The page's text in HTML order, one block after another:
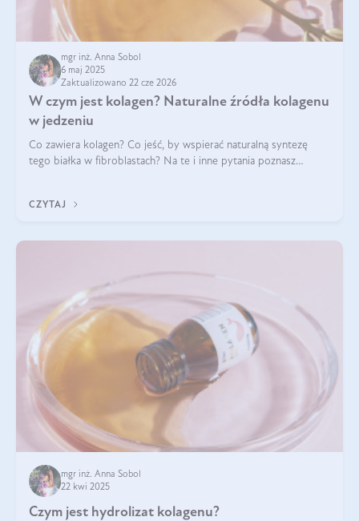
mgr inż. Anna Sobol
6 maj 2025
Zaktualizowano 22 cze 2026
W czym jest kolagen? Naturalne źródła kolagenu
w jedzeniu
Co zawiera kolagen? Co jeść, by wspierać naturalną syntezę
tego białka w fibroblastach? Na te i inne pytania poznasz
CZYTAJ
mgr inż. Anna Sobol
22 kwi 2025
Czym jest hydrolizat kolagenu?